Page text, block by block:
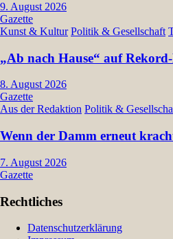
9. August 2026
Gazette
Kunst & Kultur Politik & Gesellschaft
„Ab nach Hause“ auf
8. August 2026
Gazette
Aus der Redaktion Politik &
Wenn der Damm erneut
7. August 2026
Gazette
Rechtliches
Datenschutzerklärung